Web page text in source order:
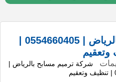
وتعقيم
شركة ترميم مسابح بالرياض |